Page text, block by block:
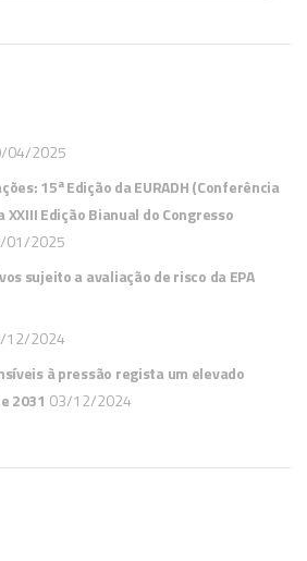
04/2025
15ª Edição da EURADH (Conferência
XXIII Edição Bianual do Congresso
01/2025
sujeito a avaliação de risco da EPA
12/2024
à pressão regista um elevado
2031 03/12/2024